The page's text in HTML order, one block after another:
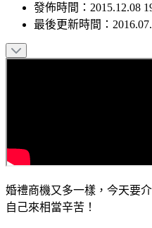
發佈時間： 2015.12.08
最後更新時間：
婚禮商機又多一樣，今天要
自己來相當辛苦！